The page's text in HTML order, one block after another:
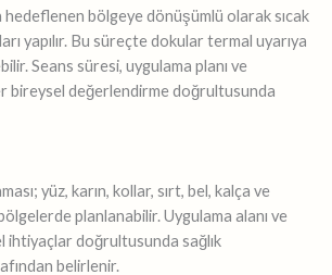
hedeflenen bölgeye dönüşümlü olarak sıcak
yapılır. Bu süreçte dokular termal uyarıya
Seans süresi, uygulama planı ve
bireysel değerlendirme doğrultusunda
yüz, karın, kollar, sırt, bel, kalça ve
planlanabilir. Uygulama alanı ve
ihtiyaçlar doğrultusunda sağlık
belirlenir.